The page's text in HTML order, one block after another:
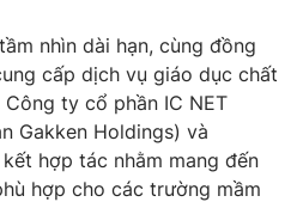
Shorts video
VTV Thể thao
Bất động sản
nhìn dài hạn, cùng đồng
cấp dịch vụ giáo dục chất
ty cổ phần IC NET
Gakken Holdings) và
hợp tác nhằm mang đến
hợp cho các trường mầm